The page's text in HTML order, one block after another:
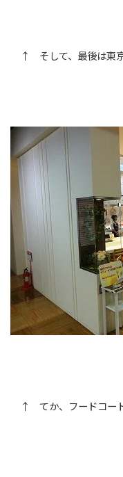
↑ そして、最後は東京
↑ てか、フードコー